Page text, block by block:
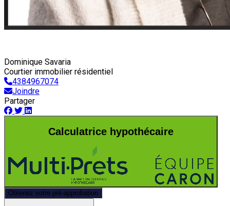
Dominique Savaria
Courtier immobilier résidentiel
4384967074
Joindre
Partager
Calculatrice hypothécaire
Obtenez votre pré-approbation